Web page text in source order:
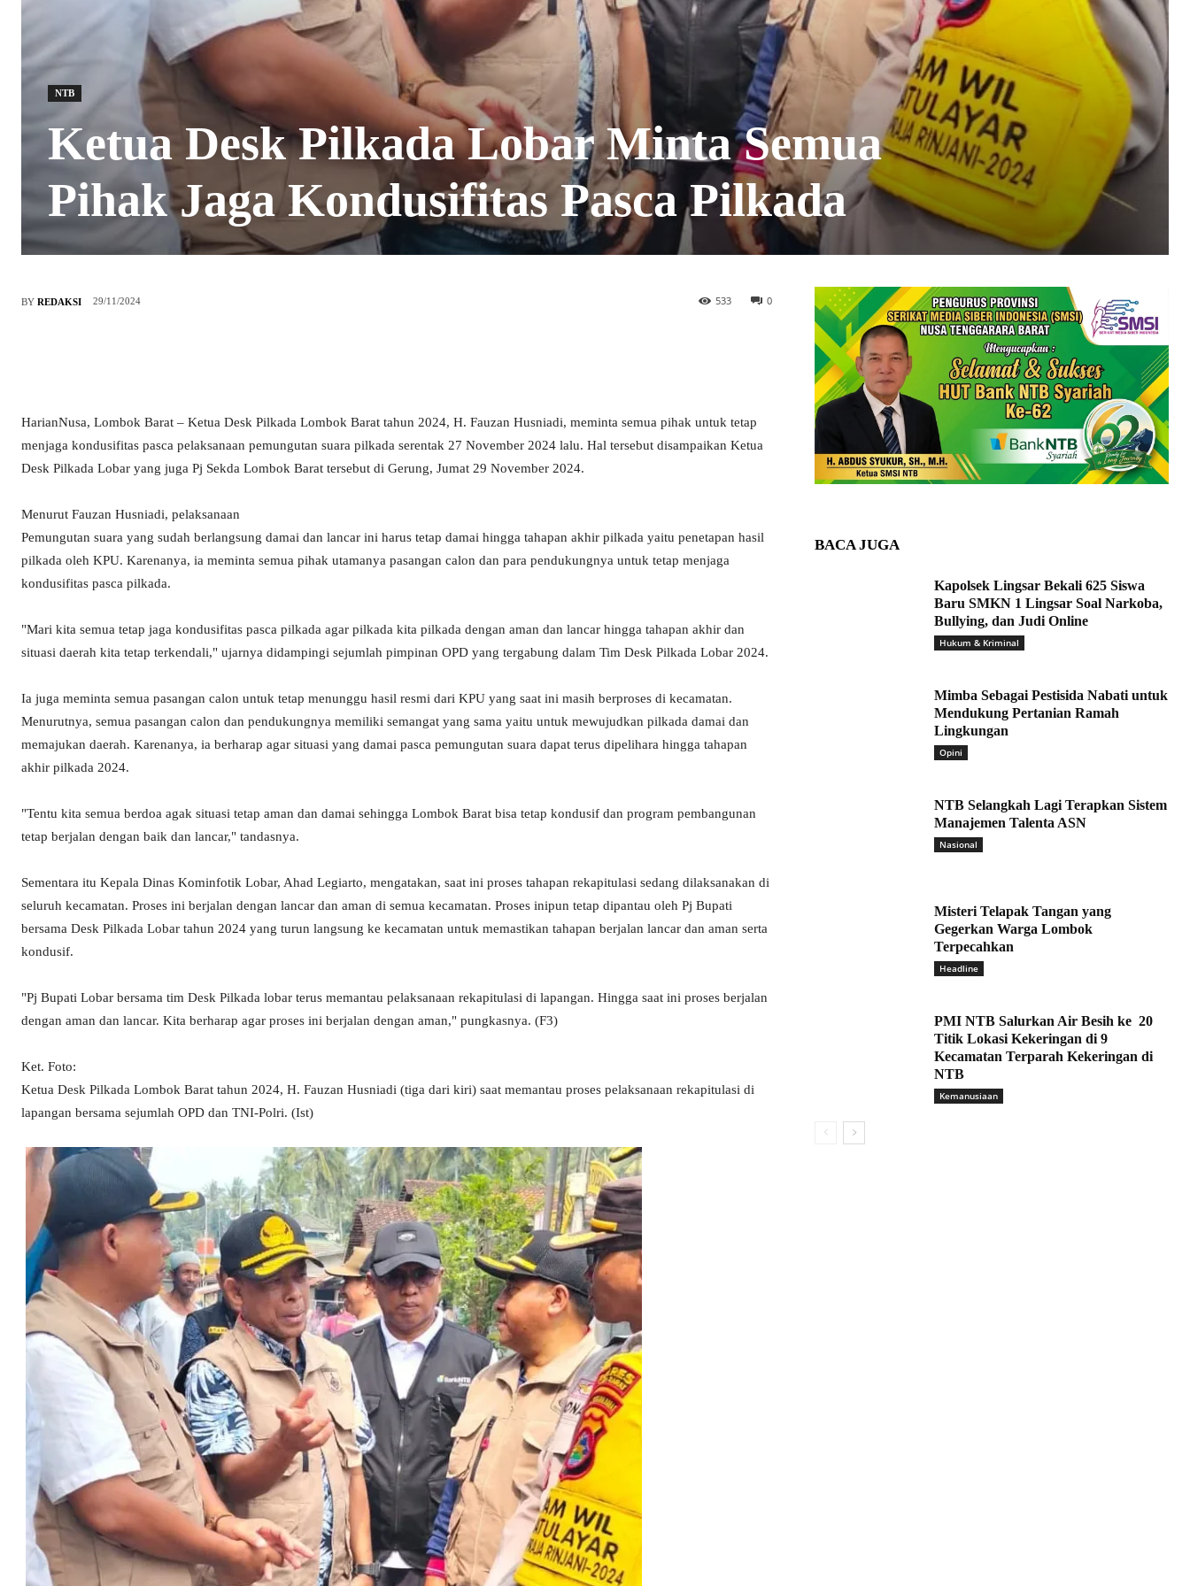
NTB
Ketua Desk Pilkada Lobar Minta Semua
Pihak Jaga Kondusifitas Pasca Pilkada
BY REDAKSI 29/11/2024 0
533
HarianNusa, Lombok Barat – Ketua Desk Pilkada Lombok Barat tahun 2024, H. Fauzan Husniadi, meminta semua pihak untuk tetap
menjaga kondusifitas pasca pelaksanaan pemungutan suara pilkada serentak 27 November 2024 lalu. Hal tersebut disampaikan Ketua
Desk Pilkada Lobar yang juga Pj Sekda Lombok Barat tersebut di Gerung, Jumat 29 November 2024.
Menurut Fauzan Husniadi, pelaksanaan
Pemungutan suara yang sudah berlangsung damai dan lancar ini harus tetap damai hingga tahapan akhir pilkada yaitu penetapan hasil
pilkada oleh KPU. Karenanya, ia meminta semua pihak utamanya pasangan calon dan para pendukungnya untuk tetap menjaga
kondusifitas pasca pilkada.
"Mari kita semua tetap jaga kondusifitas pasca pilkada agar pilkada kita pilkada dengan aman dan lancar hingga tahapan akhir dan
situasi daerah kita tetap terkendali," ujarnya didampingi sejumlah pimpinan OPD yang tergabung dalam Tim Desk Pilkada Lobar 2024.
Ia juga meminta semua pasangan calon untuk tetap menunggu hasil resmi dari KPU yang saat ini masih berproses di kecamatan.
Menurutnya, semua pasangan calon dan pendukungnya memiliki semangat yang sama yaitu untuk mewujudkan pilkada damai dan
memajukan daerah. Karenanya, ia berharap agar situasi yang damai pasca pemungutan suara dapat terus dipelihara hingga tahapan
akhir pilkada 2024.
"Tentu kita semua berdoa agak situasi tetap aman dan damai sehingga Lombok Barat bisa tetap kondusif dan program pembangunan
tetap berjalan dengan baik dan lancar," tandasnya.
Sementara itu Kepala Dinas Kominfotik Lobar, Ahad Legiarto, mengatakan, saat ini proses tahapan rekapitulasi sedang dilaksanakan di
seluruh kecamatan. Proses ini berjalan dengan lancar dan aman di semua kecamatan. Proses inipun tetap dipantau oleh Pj Bupati
bersama Desk Pilkada Lobar tahun 2024 yang turun langsung ke kecamatan untuk memastikan tahapan berjalan lancar dan aman serta
kondusif.
"Pj Bupati Lobar bersama tim Desk Pilkada lobar terus memantau pelaksanaan rekapitulasi di lapangan. Hingga saat ini proses berjalan
dengan aman dan lancar. Kita berharap agar proses ini berjalan dengan aman," pungkasnya. (F3)
Ket. Foto:
Ketua Desk Pilkada Lombok Barat tahun 2024, H. Fauzan Husniadi (tiga dari kiri) saat memantau proses pelaksanaan rekapitulasi di
lapangan bersama sejumlah OPD dan TNI-Polri. (Ist)
BACA JUGA
Kapolsek Lingsar Bekali 625 Siswa
Baru SMKN 1 Lingsar Soal Narkoba,
Bullying, dan Judi Online
Hukum & Kriminal
Mimba Sebagai Pestisida Nabati untuk
Mendukung Pertanian Ramah
Lingkungan
Opini
NTB Selangkah Lagi Terapkan Sistem
Manajemen Talenta ASN
Nasional
Misteri Telapak Tangan yang
Gegerkan Warga Lombok
Terpecahkan
Headline
PMI NTB Salurkan Air Besih ke 20
Titik Lokasi Kekeringan di 9
Kecamatan Terparah Kekeringan di
NTB
Kemanusiaan